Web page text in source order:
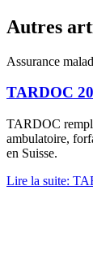
Autres
Assurance
TARDOC
TARDOC
ambulatoire,
en Suisse.
Lire la suite: